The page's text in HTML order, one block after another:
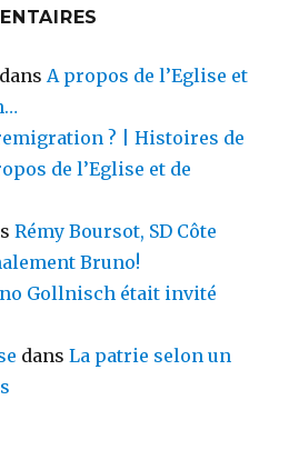
dansA propos de l’Eglise et
remigration ? | Histoires de
de l’Eglise et de
Rémy Boursot, SD Côte
Bruno!
Gollnisch était invité
dansLa patrie selon un